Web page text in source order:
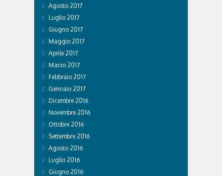
Agosto 2017
Luglio 2017
Giugno 2017
Maggio 2017
Aprile 2017
Marzo 2017
Febbraio 2017
Gennaio 2017
Dicembre 2016
Novembre 2016
Ottobre 2016
Settembre 2016
Agosto 2016
Luglio 2016
Giugno 2016